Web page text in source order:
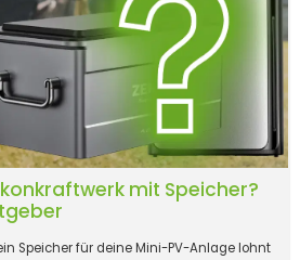
mit Speicher?
Speicher für deine Mini-PV-Anlage lohnt